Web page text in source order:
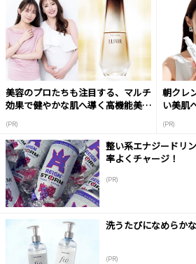
美容のプロたちも注目する、マルチ
効果で健やかな肌へ導く高機能美容
(PR)
朝クレ
い美肌
(PR)
整い系エナジードリ
率よくチャージ！
(PR)
洗うたびになめらか
(PR)